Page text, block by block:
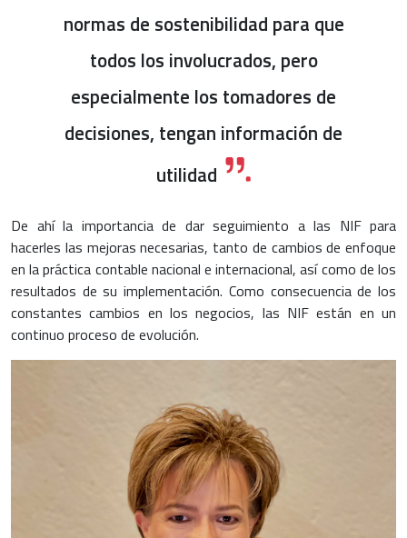
normas de sostenibilidad para que
todos los involucrados, pero
especialmente los tomadores de
decisiones, tengan información de
utilidad
De ahí la importancia de dar seguimiento a las NIF para
hacerles las mejoras necesarias, tanto de cambios de enfoque
en la práctica contable nacional e internacional, así como de los
resultados de su implementación. Como consecuencia de los
constantes cambios en los negocios, las NIF están en un
continuo proceso de evolución.